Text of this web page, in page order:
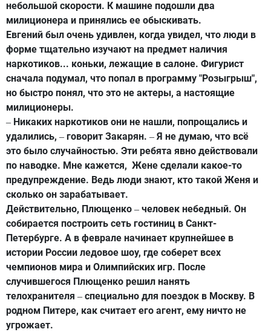
небольшой скорости. К машине подошли два
милиционера и принялись ее обыскивать.
Евгений был очень удивлен, когда увидел, что люди в
форме тщательно изучают на предмет наличия
наркотиков... коньки, лежащие в салоне. Фигурист
сначала подумал, что попал в программу "Розыгрыш",
но быстро понял, что это не актеры, а настоящие
милиционеры.
– Никаких наркотиков они не нашли, попрощались и
удалились, – говорит Закарян. – Я не думаю, что всё
это было случайностью. Эти ребята явно действовали
по наводке. Мне кажется, Жене сделали какое-то
предупреждение. Ведь люди знают, кто такой Женя и
сколько он зарабатывает.
Действительно, Плющенко – человек небедный. Он
собирается построить сеть гостиниц в Санкт-
Петербурге. А в феврале начинает крупнейшее в
истории России ледовое шоу, где соберет всех
чемпионов мира и Олимпийских игр. После
случившегося Плющенко решил нанять
телохранителя – специально для поездок в Москву. В
родном Питере, как считает его агент, ему ничто не
угрожает.